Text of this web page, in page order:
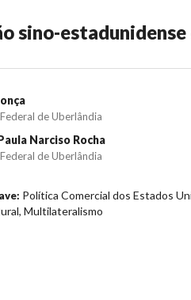
sino-
de Uberlândia
Narciso Rocha
de Uberlândia
Política Comercial dos Estados
Multilateralismo